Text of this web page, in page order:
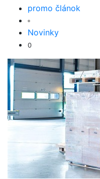
promo článok
Novinky
0